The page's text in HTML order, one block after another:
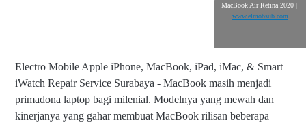
MacBook Air Retina 2020 |
www.elmobsub.com
Electro Mobile Apple iPhone, MacBook, iPad, iMac, & Smart
iWatch Repair Service Surabaya - MacBook masih menjadi
primadona laptop bagi milenial. Modelnya yang mewah dan
kinerjanya yang gahar membuat MacBook rilisan beberapa